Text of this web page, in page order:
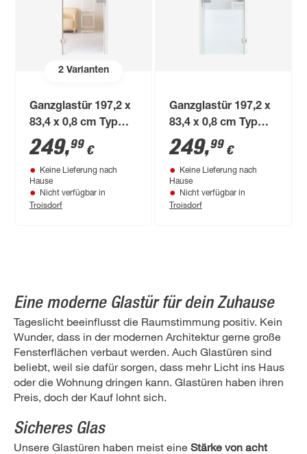
2Varianten
Ganzglastür 197,2 x
83,4 x 0,8 cm Typ
61/05 P links
249,99 €
Keine Lieferung nach
Hause
Nicht verfügbar in
Troisdorf
Ganzglastür 197,2 x
83,4 x 0,8 cm Typ
62/29-05 rechts
249,99 €
Keine Lieferung nach
Hause
Nicht verfügbar in
Troisdorf
Eine moderne Glastür für dein Zuhause
Tageslicht beeinflusst die Raumstimmung positiv. Kein
Wunder, dass in der modernen Architektur gerne große
Fensterflächen verbaut werden. Auch Glastüren sind
beliebt, weil sie dafür sorgen, dass mehr Licht ins Haus
oder die Wohnung dringen kann. Glastüren haben ihren
Preis, doch der Kauf lohnt sich.
Sicheres Glas
Unsere Glastüren haben meist eine Stärke von acht